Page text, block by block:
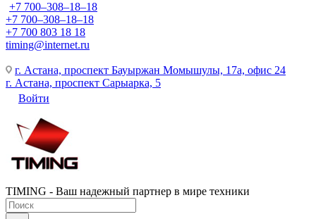
+7 700‒308‒18‒18
+7 700‒308‒18‒18
+7 700 803 18 18
timing@internet.ru
г. Астана, проспект Бауыржан Момышулы, 17а, офис 24
г. Астана, проспект Сарыарка, 5
Войти
TIMING - Ваш надежный партнер в мире техники